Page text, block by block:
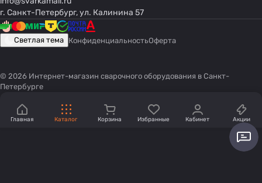
г. Санкт-Петербург, ул. Калинина 57
Светлая тема КонфиденциальностьОферта
© 2026 Интернет-магазин сварочного оборудования в Санкт-
Петербурге
Главная Каталог Корзина Избранные Кабинет Акции